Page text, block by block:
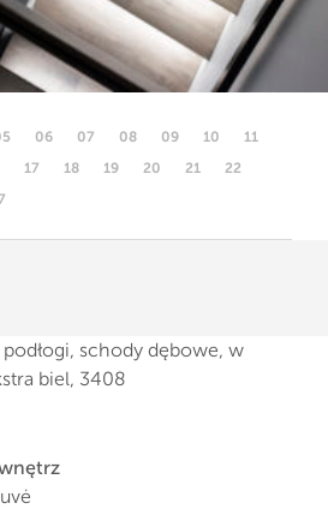
06 07 08 09 10
11
17 18 19 20 21
22
schody dębowe, w
biel, 3408